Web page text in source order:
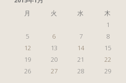
月
火 水 木
1
5
6 7 8
12
13 14 15
19
20 21 22
26
27 28 29